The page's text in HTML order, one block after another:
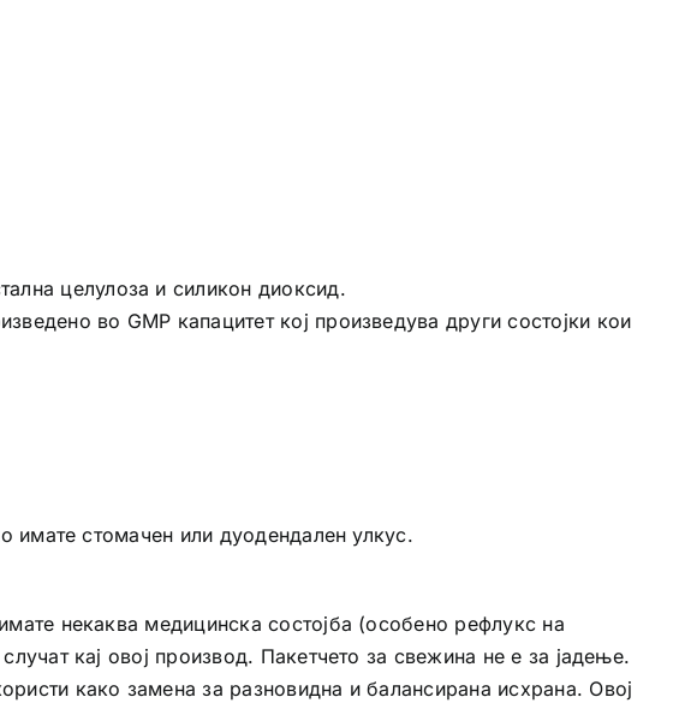
целулоза и силикон диоксид.
во GMP капацитет кој произведува други состојки кои
имате стомачен или дуодендален улкус.
некаква медицинска состојба (особено рефлукс на
кај овој производ. Пакетчето за свежина не е за јадење.
како замена за разновидна и балансирана исхрана. Овој